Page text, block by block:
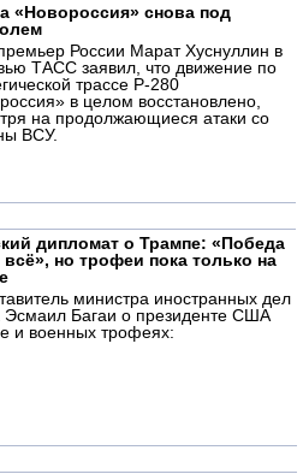
«Новороссия» снова под
России Марат Хуснуллин в
ТАСС заявил, что движение по
трассе Р-280
в целом восстановлено,
на продолжающиеся атаки со
ВСУ.
дипломат о Трампе: «Победа
но трофеи пока только на
министра иностранных дел
Эсмаил Багаи о президенте США
и военных трофеях: